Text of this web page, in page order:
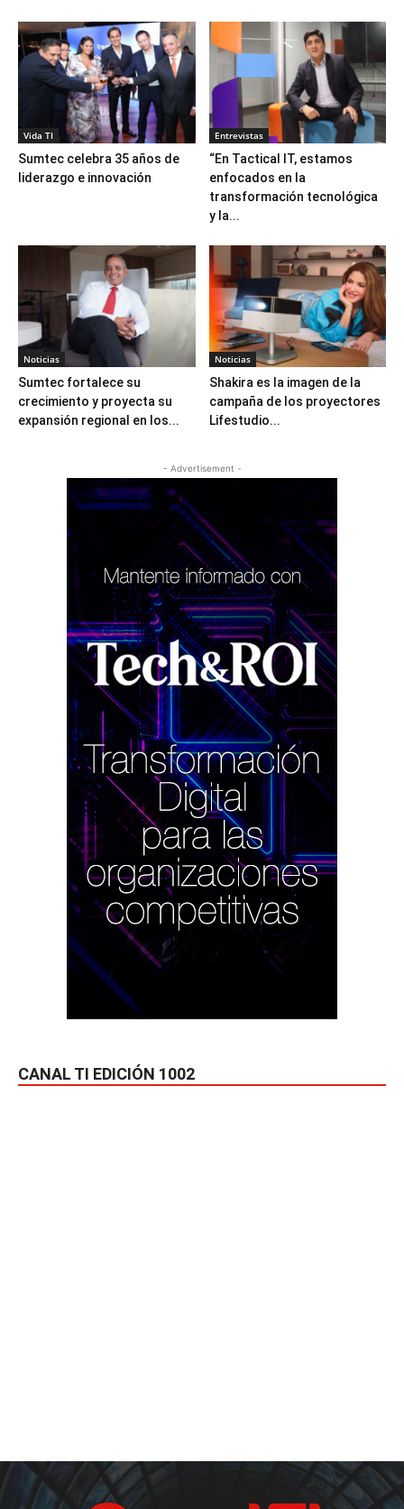
Vida TI
Sumtec celebra 35 años de
liderazgo e innovación
Entrevistas
“En Tactical IT, estamos
enfocados en la
transformación tecnológica
y la...
Noticias
Sumtec fortalece su
crecimiento y proyecta su
expansión regional en los...
Noticias
Shakira es la imagen de la
campaña de los proyectores
Lifestudio...
- Advertisement -
CANAL TI EDICIÓN 1002